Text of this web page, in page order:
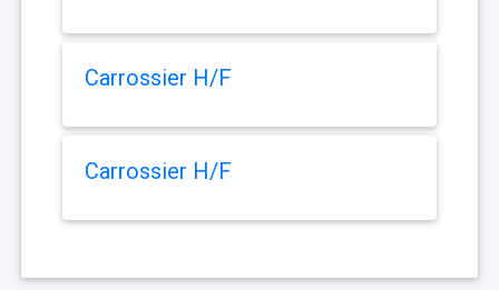
Carrossier H/F
Carrossier H/F